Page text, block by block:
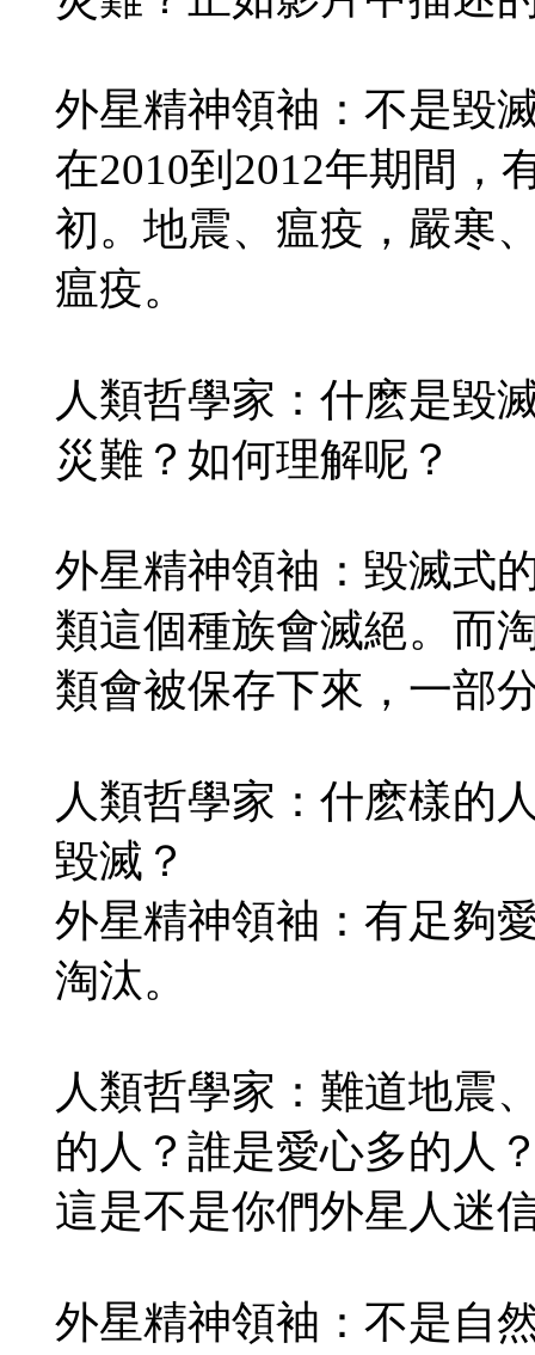
外星精神領袖：不是毀
在2010到2012年期間，
初。地震、瘟疫，嚴寒
瘟疫。
人類哲學家：什麽是毀
災難？如何理解呢？
外星精神領袖：毀滅式
類這個種族會滅絕。而
類會被保存下來，一部
人類哲學家：什麽樣的
毀滅？
外星精神領袖：有足夠
淘汰。
人類哲學家：難道地震
的人？誰是愛心多的人
這是不是你們外星人迷
外星精神領袖：不是自